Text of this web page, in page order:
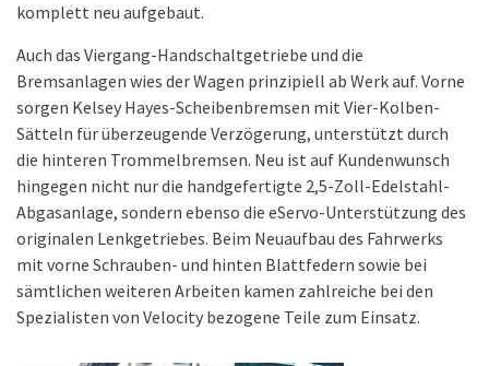
komplett neu aufgebaut.
Auch das Viergang-Handschaltgetriebe und die
Bremsanlagen wies der Wagen prinzipiell ab Werk auf. Vorne
sorgen Kelsey Hayes-Scheibenbremsen mit Vier-Kolben-
Sätteln für überzeugende Verzögerung, unterstützt durch
die hinteren Trommelbremsen. Neu ist auf Kundenwunsch
hingegen nicht nur die handgefertigte 2,5-Zoll-Edelstahl-
Abgasanlage, sondern ebenso die eServo-Unterstützung des
originalen Lenkgetriebes. Beim Neuaufbau des Fahrwerks
mit vorne Schrauben- und hinten Blattfedern sowie bei
sämtlichen weiteren Arbeiten kamen zahlreiche bei den
Spezialisten von Velocity bezogene Teile zum Einsatz.